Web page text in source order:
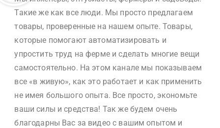
Такие же как все люди. Мы просто предлагаем
товары, проверенные на нашем опыте. Товары,
которые помогают автоматизировать и
упростить труд на ферме и сделать многие вещи
самостоятельно. На этом канале мы показываем
все «в живую», как это работает и как применить
не имея большого опыта. Все просто, экономьте
ваши силы и средства! Так же будем очень
благодарны Вас за видео с вашим опытом и